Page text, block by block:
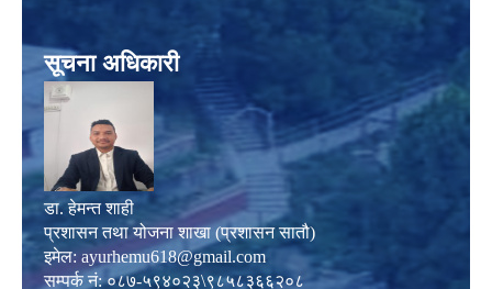
सूचना अधिकारी
डा. हेमन्त शाही
प्रशासन तथा योजना शाखा (प्रशासन सातौ)
इमेल: ayurhemu618@gmail.com
सम्पर्क नं: ०८७-५९४०२३\९८५८३६६२०८